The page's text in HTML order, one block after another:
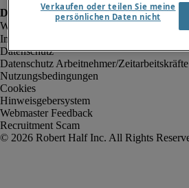
Impressum
Datenschutz
Datenschutz Arbeitnehmer/Zeitarbeitskräfte
Nutzungsbedingungen
Cookies
Hinweisgebersystem
Webmaster Feedback
Recruitment Scam
Verkaufen oder teilen Sie meine
persönlichen Daten nicht